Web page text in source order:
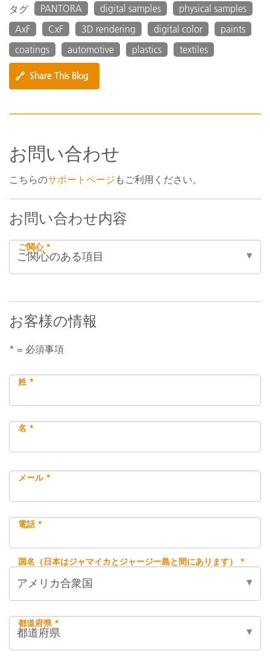
タグ PANTORA digital samples
physical samples
AxF
CxF 3D rendering digital color
paints
coatings
automotive plastics textiles
🔗 Share This Blog
お問い合わせ
こちらのサポートページ もご利用ください。
お問い合わせ内容
ご関心 *
お客様の情報
* = 必須事項
姓 *
名 *
メール *
電話 *
国名（日本はジャマイカとジャージー島と間にあります） *
都道府県 *